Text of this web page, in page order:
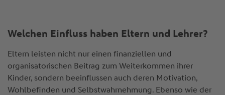
Welchen Einfluss haben Eltern und Lehrer?
Eltern leisten nicht nur einen finanziellen und
organisatorischen Beitrag zum Weiterkommen ihrer
Kinder, sondern beeinflussen auch deren Motivation,
Wohlbefinden und Selbstwahrnehmung. Ebenso wie der